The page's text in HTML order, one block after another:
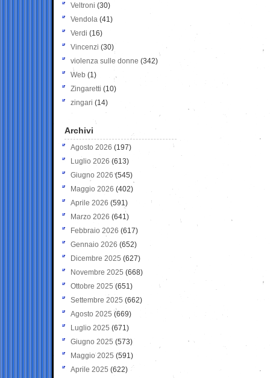
Veltroni (30)
Vendola (41)
Verdi (16)
Vincenzi (30)
violenza sulle donne (342)
Web (1)
Zingaretti (10)
zingari (14)
Archivi
Agosto 2026 (197)
Luglio 2026 (613)
Giugno 2026 (545)
Maggio 2026 (402)
Aprile 2026 (591)
Marzo 2026 (641)
Febbraio 2026 (617)
Gennaio 2026 (652)
Dicembre 2025 (627)
Novembre 2025 (668)
Ottobre 2025 (651)
Settembre 2025 (662)
Agosto 2025 (669)
Luglio 2025 (671)
Giugno 2025 (573)
Maggio 2025 (591)
Aprile 2025 (622)